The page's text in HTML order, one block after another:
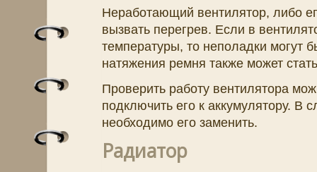
Неработающий вентилятор, либо
вызвать перегрев. Если в
температуры, то неполадки могут
натяжения ремня также может
Проверить работу вентилятора
подключить его к аккумулятору. В
необходимо его заменить.
Радиатор